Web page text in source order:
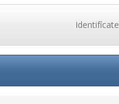
Identifícate